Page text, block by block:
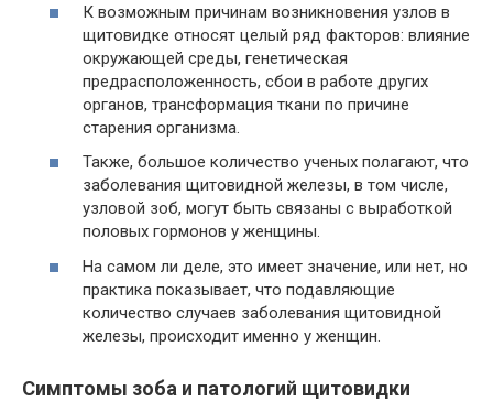
К возможным причинам возникновения узлов в
щитовидке относят целый ряд факторов: влияние
окружающей среды, генетическая
предрасположенность, сбои в работе других
органов, трансформация ткани по причине
старения организма.
Также, большое количество ученых полагают, что
заболевания щитовидной железы, в том числе,
узловой зоб, могут быть связаны с выработкой
половых гормонов у женщины.
На самом ли деле, это имеет значение, или нет, но
практика показывает, что подавляющие
количество случаев заболевания щитовидной
железы, происходит именно у женщин.
Симптомы зоба и патологий щитовидки